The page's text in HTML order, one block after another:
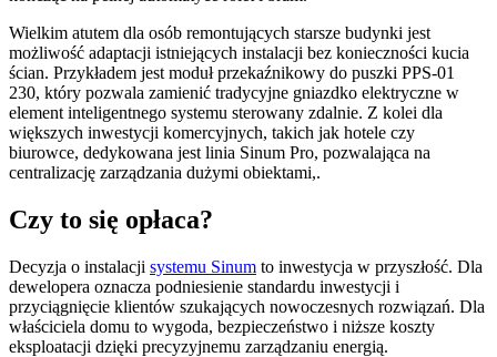
Wielkim atutem dla osób remontujących starsze budynki jest
możliwość adaptacji istniejących instalacji bez konieczności kucia
ścian. Przykładem jest moduł przekaźnikowy do puszki PPS-01
230, który pozwala zamienić tradycyjne gniazdko elektryczne w
element inteligentnego systemu sterowany zdalnie. Z kolei dla
większych inwestycji komercyjnych, takich jak hotele czy
biurowce, dedykowana jest linia Sinum Pro, pozwalająca na
centralizację zarządzania dużymi obiektami,.
Czy to się opłaca?
Decyzja o instalacji systemu Sinum to inwestycja w przyszłość. Dla
dewelopera oznacza podniesienie standardu inwestycji i
przyciągnięcie klientów szukających nowoczesnych rozwiązań. Dla
właściciela domu to wygoda, bezpieczeństwo i niższe koszty
eksploatacji dzięki precyzyjnemu zarządzaniu energią.